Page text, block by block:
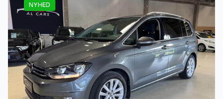
NYHED